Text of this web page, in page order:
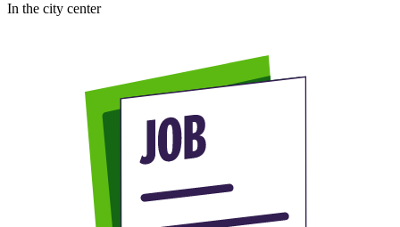
In the city center